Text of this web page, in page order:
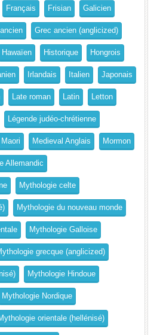
Français Frisian Galicien
Grec ancien (anglicized)
Hawaïen Historique Hongrois
Irlandais Italien Japonais
Late roman Latin Letton
Légende judéo-chrétienne
Maori Medieval Anglais Mormon
Allemandic
Mythologie celte
Mythologie du nouveau monde
Mythologie Galloise
grecque (anglicized)
Mythologie Hindoue
Mythologie Nordique
orientale (hellénisé)